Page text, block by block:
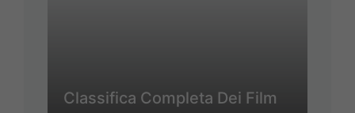
Classifica Completa Dei Film